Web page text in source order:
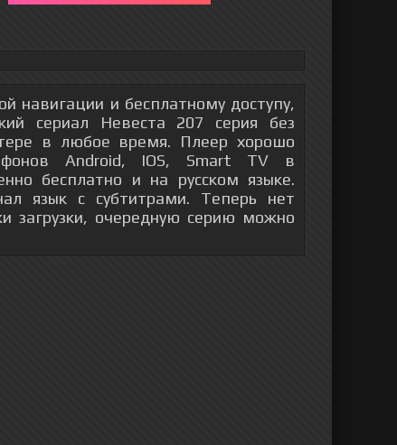
навигации и бесплатному доступу,
сериал Невеста 207 серия без
в любое время. Плеер хорошо
Android, IOS, Smart TV в
бесплатно и на русском языке.
язык с субтитрами. Теперь нет
загрузки, очередную серию можно